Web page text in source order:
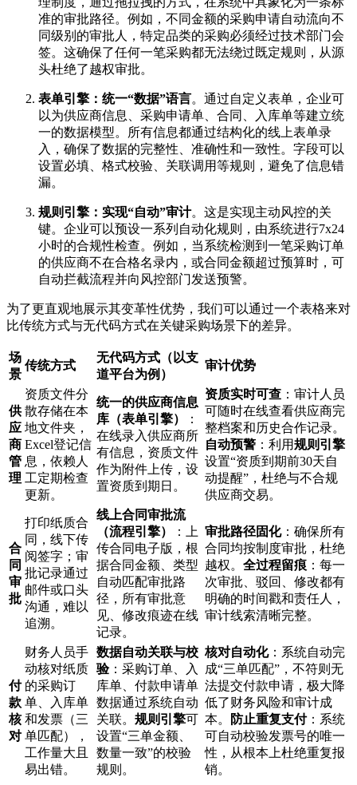
准的审批路径。例如，不同金额的采购申请自动流向不
同级别的审批人，特定品类的采购必须经过技术部门会
签。这确保了任何一笔采购都无法绕过既定规则，从源
头杜绝了越权审批。
表单引擎：统一“数据”语言。通过自定义表单，企业可
以为供应商信息、采购申请单、合同、入库单等建立统
一的数据模型。所有信息都通过结构化的线上表单录
入，确保了数据的完整性、准确性和一致性。字段可以
设置必填、格式校验、关联调用等规则，避免了信息错
漏。
规则引擎：实现“自动”审计。这是实现主动风控的关
键。企业可以预设一系列自动化规则，由系统进行7x24
小时的合规性检查。例如，当系统检测到一笔采购订单
的供应商不在合格名录内，或合同金额超过预算时，可
自动拦截流程并向风控部门发送预警。
为了更直观地展示其变革性优势，我们可以通过一个表格来对
比传统方式与无代码方式在关键采购场景下的差异。
场
景
传统方式
无代码方式（以支
道平台为例）
审计优势
供
应
商
管
理
资质文件分
散存储在本
地文件夹，
Excel登记信
息，依赖人
工定期检查
更新。
统一的供应商信息
库（表单引擎）
：
在线录入供应商所
有信息，资质文件
作为附件上传，设
置资质到期日。
资质实时可查 ：审计人员
可随时在线查看供应商完
整档案和历史合作记录。
自动预警 ：利用规则引擎
设置“资质到期前30天自
动提醒”，杜绝与不合规
供应商交易。
合
同
审
批
打印纸质合
同，线下传
阅签字；审
批记录通过
邮件或口头
沟通，难以
追溯。
线上合同审批流
（流程引擎）
：上
传合同电子版，根
据合同金额、类型
自动匹配审批路
径，所有审批意
见、修改痕迹在线
记录。
审批路径固化：确保所有
合同均按制度审批，杜绝
越权。 全过程留痕 ：每一
次审批、驳回、修改都有
明确的时间戳和责任人，
审计线索清晰完整。
付
款
核
对
财务人员手
动核对纸质
的采购订
单、入库单
和发票（三
单匹配），
工作量大且
易出错。
数据自动关联与校
验：采购订单、入
库单、付款申请单
数据通过系统自动
关联。 规则引擎可
设置“三单金额、
数量一致”的校验
规则。
核对自动化：系统自动完
成“三单匹配”，不符则无
法提交付款申请，极大降
低了财务风险和审计成
本。
防止重复支付：系统
可自动校验发票号的唯一
性，从根本上杜绝重复报
销。